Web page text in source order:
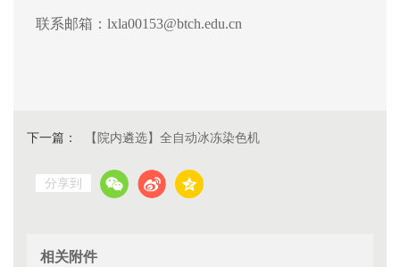
联系邮箱： lxla00153@btch.edu.cn
下一篇： 【院内遴选】全自动冰冻染色机
分享到
相关附件